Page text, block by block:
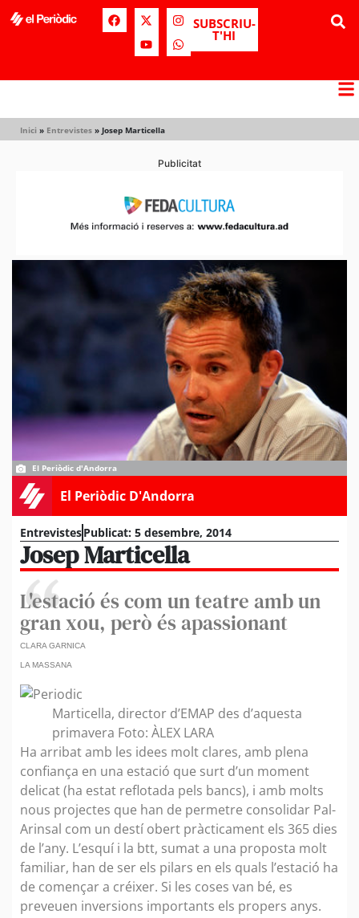
SUBSCRIU-
T'HI
Inici » Entrevistes » Josep Marticella
Publicitat
El Periòdic d'Andorra
El Periòdic D'Andorra
EntrevistesPublicat: 5 desembre, 2014
Josep Marticella
L'estació és com un teatre amb un
gran xou, però és apassionant
CLARA GARNICA
LA MASSANA
Marticella, director d’EMAP des d’aquesta
primavera Foto: ÀLEX LARA
Ha arribat amb les idees molt clares, amb plena
confiança en una estació que surt d’un moment
delicat (ha estat reflotada pels bancs), i amb molts
nous projectes que han de permetre consolidar Pal-
Arinsal com un destí obert pràcticament els 365 dies
de l’any. L’esquí i la btt, sumat a una proposta molt
familiar, han de ser els pilars en els quals l’estació ha
de començar a créixer. Si les coses van bé, es
preveuen inversions importants els propers anys.